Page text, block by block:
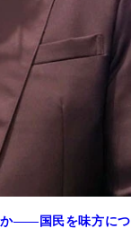
か――国民を味方につ